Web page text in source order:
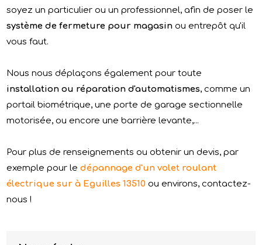
soyez un particulier ou un professionnel, afin de poser le
système de fermeture pour magasin ou entrepôt qu'il
vous faut.
Nous nous déplaçons également pour toute
installation ou réparation d'automatismes, comme un
portail biométrique, une porte de garage sectionnelle
motorisée, ou encore une barrière levante,...
Pour plus de renseignements ou obtenir un devis, par
exemple pour ledépannage d'un volet roulant
électrique sur à Eguilles 13510 ou environs, contactez-
nous !